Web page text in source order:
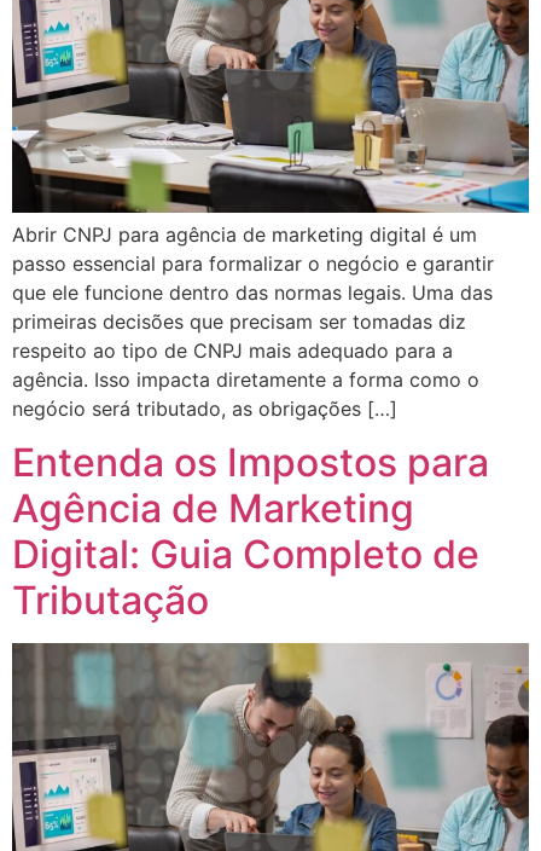
Abrir CNPJ para agência de marketing digital é um
passo essencial para formalizar o negócio e garantir
que ele funcione dentro das normas legais. Uma das
primeiras decisões que precisam ser tomadas diz
respeito ao tipo de CNPJ mais adequado para a
agência. Isso impacta diretamente a forma como o
negócio será tributado, as obrigações […]
Entenda os Impostos para
Agência de Marketing
Digital: Guia Completo de
Tributação